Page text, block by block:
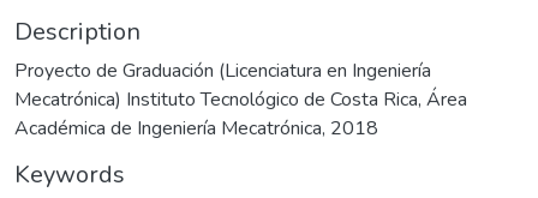
Description
Proyecto de Graduación (Licenciatura en Ingeniería
Mecatrónica) Instituto Tecnológico de Costa Rica, Área
Académica de Ingeniería Mecatrónica, 2018
Keywords